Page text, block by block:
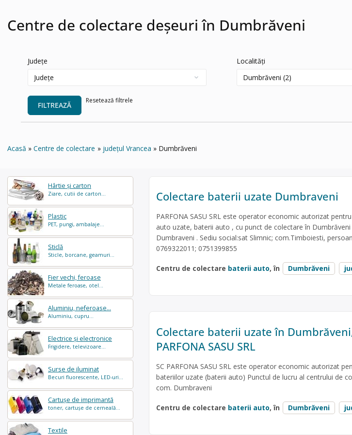
Centre de colectare deșeuri în Dumbrăveni
Județe Localități
FILTREAZĂ
Resetează filtrele
Acasă Centre de colectare județul Vrancea Dumbrăveni
Hârtie și carton
Ziare, cutii de carton...
Plastic
PET, pungi, ambalaje...
Sticlă
Sticle, borcane, geamuri...
Fier vechi, feroase
Metale feroase, otel...
Aluminiu, neferoase...
Aluminiu, cupru...
Electrice și electronice
Frigidere, televizoare...
Surse de iluminat
Becuri fluorescente, LED-uri...
Cartușe de imprimantă
toner, cartușe de cerneală...
Textile
Colectare baterii uzate Dumbraveni
PARFONA SASU SRL este operator economic autorizat
auto uzate, baterii auto , cu punct de colectare în
Dumbraveni . Sediu social:sat Slimnic; com.Timboiesti,
0769322011; 0751399855
Centru de colectare baterii auto, în Dumbrăveni
Colectare baterii uzate în
PARFONA SASU SRL
SC PARFONA SASU SRL este operator economic autorizat
bateriilor uzate (baterii auto) Punctul de lucru al centrului de
com. Dumbraveni
Centru de colectare baterii auto, în Dumbrăveni